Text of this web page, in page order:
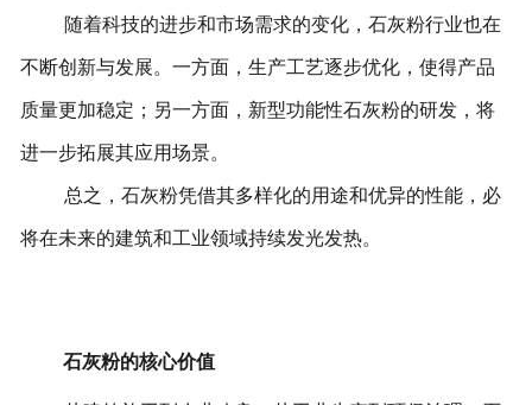
随着科技的进步和市场需求的变化，石灰粉行业也在
不断创新与发展。一方面，生产工艺逐步优化，使得产品
质量更加稳定；另一方面，新型功能性石灰粉的研发，将
进一步拓展其应用场景。
总之，石灰粉凭借其多样化的用途和优异的性能，必
将在未来的建筑和工业领域持续发光发热。
石灰粉的核心价值